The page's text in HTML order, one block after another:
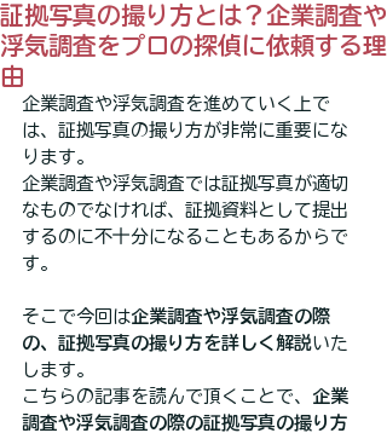
証拠写真の撮り方とは？企業調査や
浮気調査をプロの探偵に依頼する理
由
企業調査や浮気調査を進めていく上で
は、証拠写真の撮り方が非常に重要にな
ります。
企業調査や浮気調査では証拠写真が適切
なものでなければ、証拠資料として提出
するのに不十分になることもあるからで
す。
そこで今回は企業調査や浮気調査の際
の、証拠写真の撮り方を詳しく解説いた
します。
こちらの記事を読んで頂くことで、 企業
調査や浮気調査の際の証拠写真の撮り方